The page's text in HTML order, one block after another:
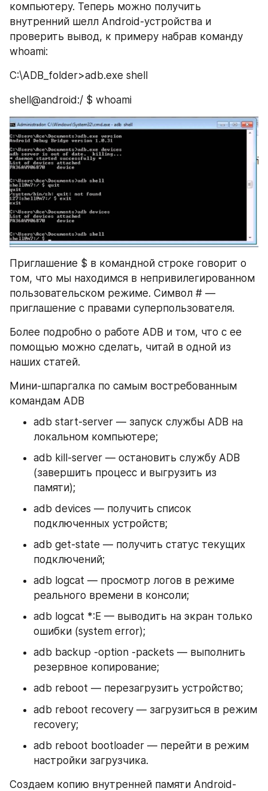
компьютеру. Теперь можно получить
внутренний шелл Android-устройства и
проверить вывод, к примеру набрав команду
whoami:
C:\ADB_folder>adb.exe shell
shell@android:/ $ whoami
Приглашение $ в командной строке говорит о
том, что мы находимся в непривилегированном
пользовательском режиме. Символ # —
приглашение с правами суперпользователя.
Более подробно о работе ADB и том, что с ее
помощью можно сделать, читай в одной из
наших статей.
Мини-шпаргалка по самым востребованным
командам ADB
adb start-server — запуск службы ADB на
локальном компьютере;
adb kill-server — остановить службу ADB
(завершить процесс и выгрузить из
памяти);
adb devices — получить список
подключенных устройств;
adb get-state — получить статус текущих
подключений;
adb logcat — просмотр логов в режиме
реального времени в консоли;
adb logcat *:E — выводить на экран только
ошибки (system error);
adb backup -option -packets — выполнить
резервное копирование;
adb reboot — перезагрузить устройство;
adb reboot recovery — загрузиться в режим
recovery;
adb reboot bootloader — перейти в режим
настройки загрузчика.
Создаем копию внутренней памяти Android-